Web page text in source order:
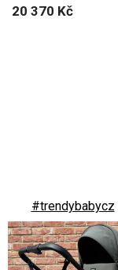
20 370 Kč
#trendybabycz